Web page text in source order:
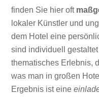
finden Sie hier oft
lokaler Künstler und
dem Hotel eine
sind individuell
thematisches Erlebnis,
was man in großen
Ergebnis ist eine